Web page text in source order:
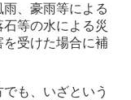
、豪雨等による
等の水による災
受けた場合に補
も、いざという